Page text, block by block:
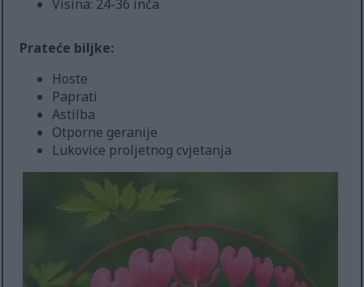
Visina: 24-36 inča
Prateće biljke:
Hoste
Paprati
Astilba
Otporne geranije
Lukovice proljetnog cvjetanja